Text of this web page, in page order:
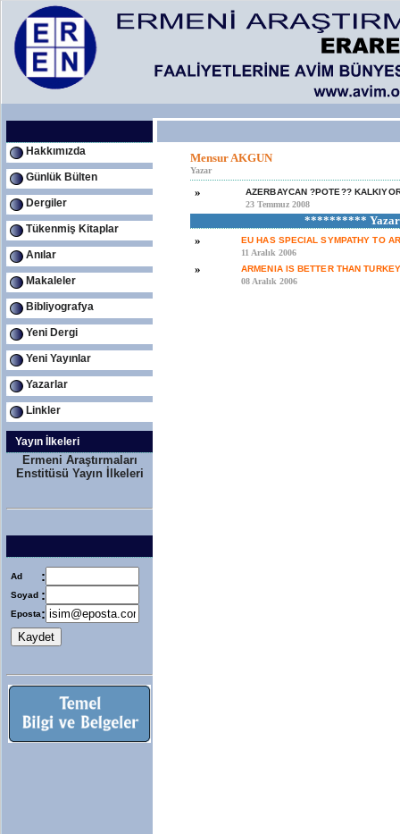
Hakkımızda
Günlük Bülten
Dergiler
Tükenmiş Kitaplar
Anılar
Makaleler
Bibliyografya
Yeni Dergi
Yeni Yayınlar
Yazarlar
Linkler
Yayın İlkeleri
Ermeni Araştırmaları
Enstitüsü Yayın İlkeleri
Ad :
Soyad :
Eposta:
Mensur AKGUN
Yazar
»
AZERBAYCAN ?POTE??
23 Temmuz 2008
**********
»
EU HAS SPECIAL SYMPATHY TO
11 Aralık 2006
»
ARMENIA IS BETTER THAN
08 Aralık 2006